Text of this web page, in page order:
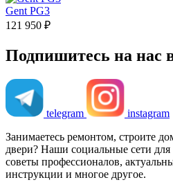
Gent PG3
121 950 ₽
Подпишитесь на нас
telegram
instagram
Занимаетесь ремонтом, строите
двери? Наши социальные сети для
советы профессионалов,
инструкции и многое другое.